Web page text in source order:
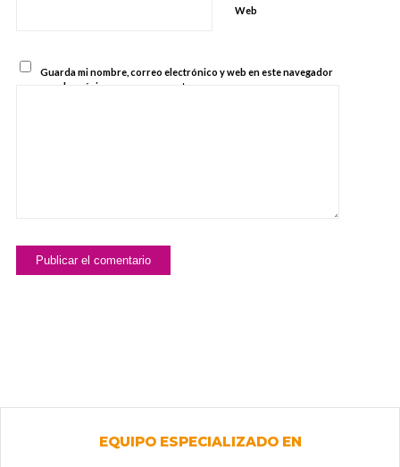
Web
Guarda mi nombre, correo electrónico y web en este navegador
para la próxima vez que comente.
EQUIPO ESPECIALIZADO EN